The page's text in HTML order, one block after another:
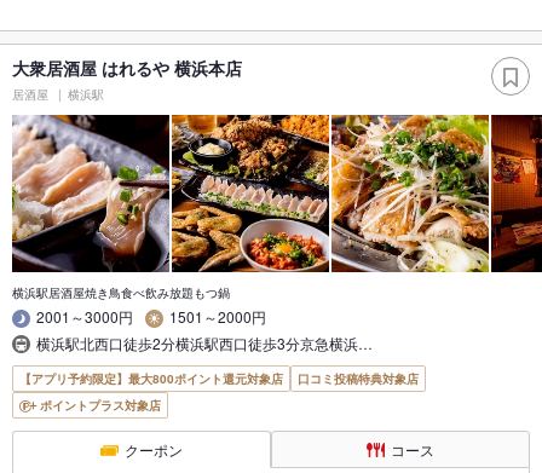
大衆居酒屋 はれるや 横浜本店
居酒屋 横浜駅
横浜駅居酒屋焼き鳥食べ飲み放題もつ鍋
2001～3000円
1501～2000円
横浜駅北西口徒歩2分横浜駅西口徒歩3分京急横浜…
【アプリ予約限定】最大800ポイント還元対象店
口コミ投稿特典対象店
ポイントプラス対象店
クーポン コース